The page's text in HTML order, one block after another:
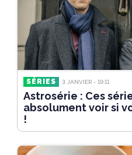
SÉRIES 3 JANVIER - 19:11
Astrosérie : Ces
absolument voir si
!